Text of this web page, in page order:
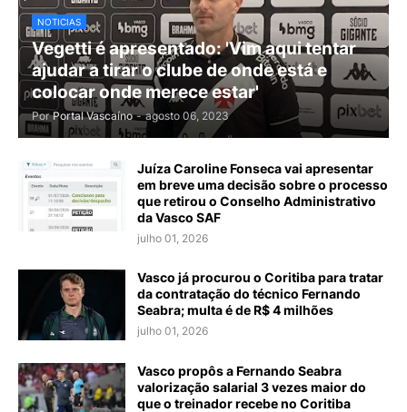
NOTICIAS
Vegetti é apresentado: 'Vim aqui tentar
ajudar a tirar o clube de onde está e
colocar onde merece estar'
Por Portal Vascaíno - agosto 06, 2023
Juíza Caroline Fonseca vai apresentar
em breve uma decisão sobre o processo
que retirou o Conselho Administrativo
da Vasco SAF
julho 01, 2026
Vasco já procurou o Coritiba para tratar
da contratação do técnico Fernando
Seabra; multa é de R$ 4 milhões
julho 01, 2026
Vasco propôs a Fernando Seabra
valorização salarial 3 vezes maior do
que o treinador recebe no Coritiba